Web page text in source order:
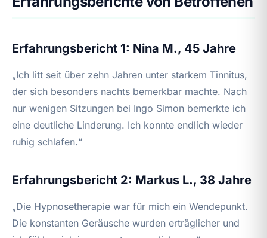
Erfahrungsbericht 1: Nina M., 45 Jahre
„Ich litt seit über zehn Jahren unter starkem Tinnitus,
der sich besonders nachts bemerkbar machte. Nach
nur wenigen Sitzungen bei Ingo Simon bemerkte ich
eine deutliche Linderung. Ich konnte endlich wieder
ruhig schlafen.“
Erfahrungsbericht 2: Markus L., 38 Jahre
„Die Hypnosetherapie war für mich ein Wendepunkt.
Die konstanten Geräusche wurden erträglicher und